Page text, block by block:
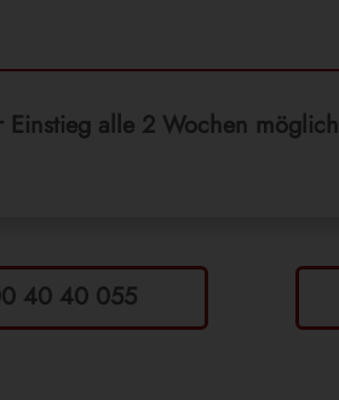
Einstieg alle 2 Wochen möglich
40 40 055